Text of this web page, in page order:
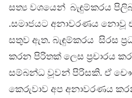
සත්‍ය වශයෙන් බැඳුම්කරය
.සමාජයට අනාවරණය නොවූ
සතුව ඇත. බැඳුම්කරය සිරස
කරන පිරිතක් ලෙස ප්‍රචාරය
සම්බන්ධ වූවන් පිරිසකි. ඒ
කෙරුවාව අප අනාවරණය